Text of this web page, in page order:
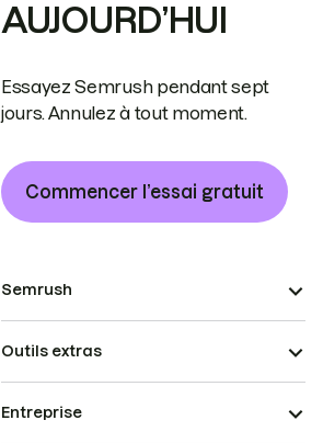
AUJOURD’HUI
Essayez Semrush pendant sept
jours. Annulez à tout moment.
Commencer l’essai gratuit
Semrush
Outils extras
Entreprise